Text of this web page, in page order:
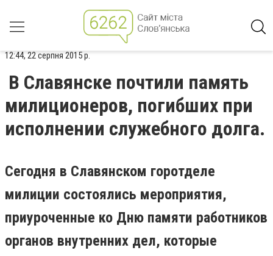
12:44, 22 серпня 2015 р.
В Славянске почтили память
милиционеров, погибших при
исполнении служебного долга.
Сегодня в Славянском горотделе
милиции состоялись мероприятия,
приуроченные ко Дню памяти работников
органов внутренних дел, которые